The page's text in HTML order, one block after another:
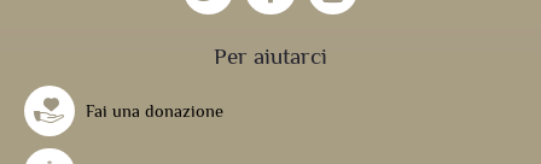
Per aiutarci
Fai una donazione